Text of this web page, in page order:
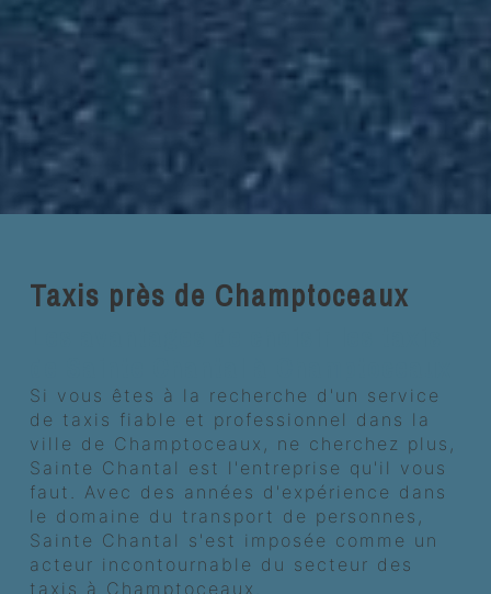
Taxis près de Champtoceaux
Si vous êtes à la recherche d'un service
de taxis fiable et professionnel dans la
ville de Champtoceaux, ne cherchez plus,
Sainte Chantal est l'entreprise qu'il vous
faut. Avec des années d'expérience dans
le domaine du transport de personnes,
Sainte Chantal s'est imposée comme un
acteur incontournable du secteur des
taxis à Champtoceaux.